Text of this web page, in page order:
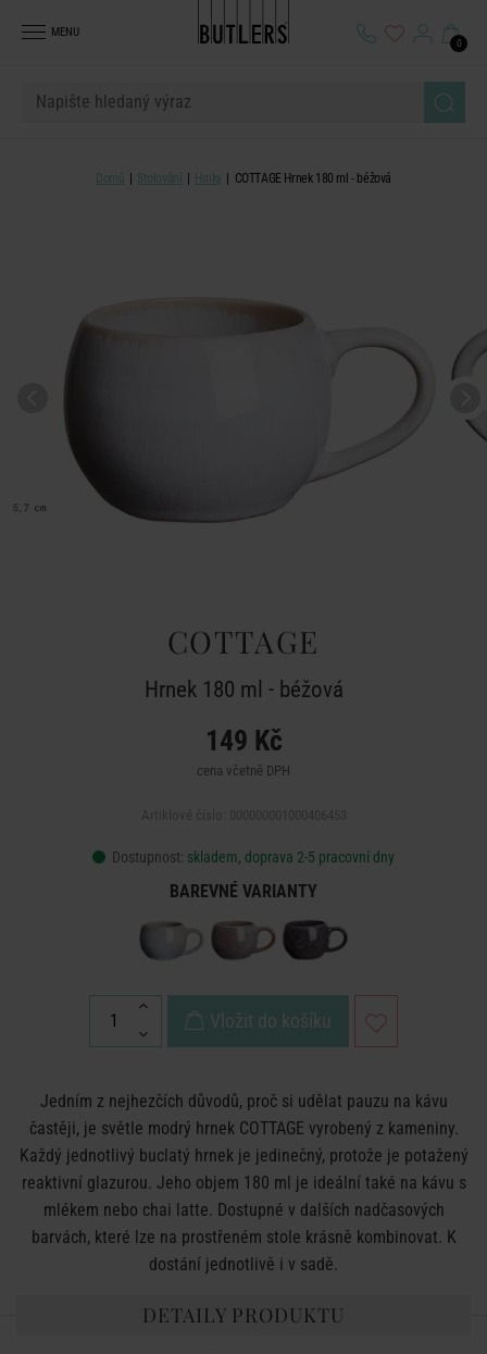
MENU
0
Domů Stolování Hrnky COTTAGE Hrnek 180 ml - béžová
COTTAGE
Hrnek 180 ml - béžová
149 Kč
cena včetně DPH
Dostupnost: skladem, doprava 2-5 pracovní dny
BAREVNÉ VARIANTY
Vložit do košíku
Jedním z nejhezčích důvodů, proč si udělat pauzu na kávu
častěji, je světle modrý hrnek COTTAGE vyrobený z kameniny.
Každý jednotlivý buclatý hrnek je jedinečný, protože je potažený
reaktivní glazurou. Jeho objem 180 ml je ideální také na kávu s
mlékem nebo chai latte. Dostupné v dalších nadčasových
barvách, které lze na prostřeném stole krásně kombinovat. K
dostání jednotlivě i v sadě.
DETAILY PRODUKTU